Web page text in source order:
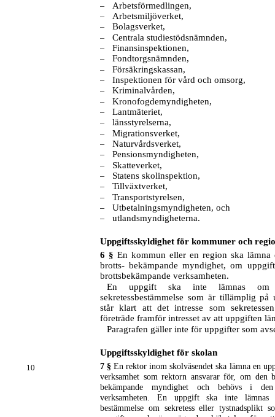
10
– Arbetsförmedlingen,
– Arbetsmiljöverket,
– Bolagsverket,
– Centrala studiestödsnämnden,
– Finansinspektionen,
– Fondtorgsnämnden,
– Försäkringskassan,
– Inspektionen för vård och omsorg,
– Kriminalvården,
– Kronofogdemyndigheten,
– Lantmäteriet,
– länsstyrelserna,
– Migrationsverket,
– Naturvårdsverket,
– Pensionsmyndigheten,
– Skatteverket,
– Statens skolinspektion,
– Tillväxtverket,
– Transportstyrelsen,
– Utbetalningsmyndigheten, och
– utlandsmyndigheterna.
Uppgiftsskyldighet för kommuner och
6 § En kommun eller en region ska
brotts- bekämpande myndighet, om
brottsbekämpande verksamheten.
En uppgift ska inte lämnas
sekretessbestämmelse som är tillämplig
står klart att det intresse som
företräde framför intresset av att uppgiften
Paragrafen gäller inte för uppgifter som
Uppgiftsskyldighet för skolan
7 §En rektor inom skolväsendet ska lämna en
verksamhet som rektorn ansvarar för, om den
bekämpande myndighet och behövs i den
verksamheten. En uppgift ska inte
bestämmelse om sekretess eller tystnadsplikt